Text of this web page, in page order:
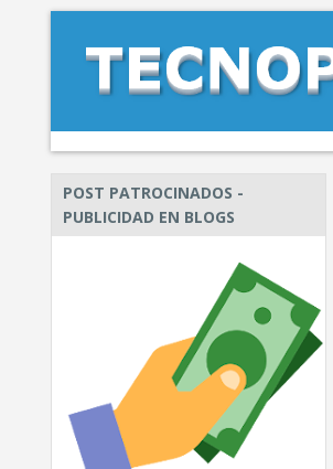
POST PATROCINADOS -
PUBLICIDAD EN BLOGS